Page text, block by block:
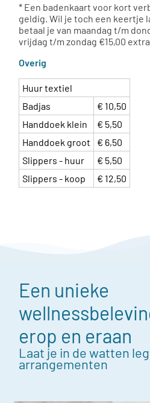
* Een badenkaart voor kort
geldig. Wil je toch een keertje
betaal je van maandag t/m
vrijdag t/m zondag €15,00 extra.
Overig
Huur textiel
Badjas
€ 10,50
Handdoek klein
€ 5,50
Handdoek groot
€ 6,50
Slippers - huur
€ 5,50
Slippers - koop
€ 12,50
Een unieke
erop en eraan
Laat je in de watten
arrangementen